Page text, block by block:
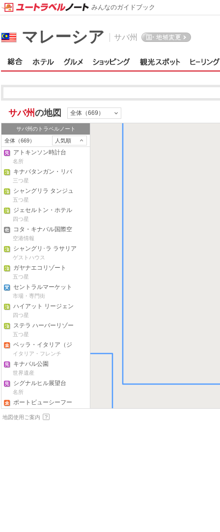
マレーシア サバ州
サバ州の地図 全体（669）
サバ州 のトラベルノート
全体（669）
人気順
アトキンソン時計台
名所
キナバタンガン・リバ
ーサイド・ロッジ
三つ星
シャングリラ タンジュ
ン アル リゾート
五つ星
ジェセルトン・ホテル
四つ星
コタ・キナバル国際空
港
空港情報
シャングリ･ラ ラサリア
リゾート
ゲストハウス
ガヤナエコリゾート
五つ星
セントラルマーケット
市場・専門街
ハイアット リージェン
シー キナバル ホテル
四つ星
ステラ ハーバーリゾー
ト＆スパ
五つ星
ベッラ・イタリア（ジ
ェッセルトンホテル）
イタリア・フレンチ
キナバル公園
世界遺産
シグナルヒル展望台
名所
ポートビューシーフー
ドレストラン
ボルネオ1945
地図使用ご案内
みんなのガイドブック